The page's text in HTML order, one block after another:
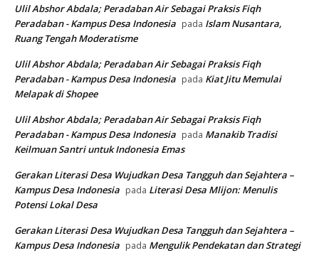
Ulil Abshor Abdala; Peradaban Air Sebagai Praksis Fiqh
Peradaban - Kampus Desa Indonesia pada Islam Nusantara,
Ruang Tengah Moderatisme
Ulil Abshor Abdala; Peradaban Air Sebagai Praksis Fiqh
Peradaban - Kampus Desa Indonesia pada Kiat Jitu Memulai
Melapak di Shopee
Ulil Abshor Abdala; Peradaban Air Sebagai Praksis Fiqh
Peradaban - Kampus Desa Indonesia pada Manakib Tradisi
Keilmuan Santri untuk Indonesia Emas
Gerakan Literasi Desa Wujudkan Desa Tangguh dan Sejahtera –
Kampus Desa Indonesia pada Literasi Desa Mlijon: Menulis
Potensi Lokal Desa
Gerakan Literasi Desa Wujudkan Desa Tangguh dan Sejahtera –
Kampus Desa Indonesia pada Mengulik Pendekatan dan Strategi